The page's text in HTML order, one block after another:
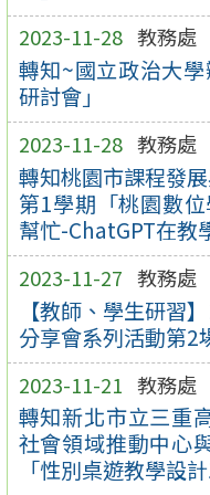
2023-11-28 教務處
轉知~國立政治大
研討會」
2023-11-28 教務處
轉知桃園市課程發
第1學期「桃園數
幫忙-ChatGPT在教
2023-11-27 教務處
【教師、學生研習
分享會系列活動第2
2023-11-21 教務處
轉知新北市立三重
社會領域推動中心
「性別桌遊教學設